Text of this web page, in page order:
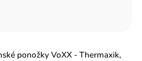
ponožky VoXX - Thermaxik,